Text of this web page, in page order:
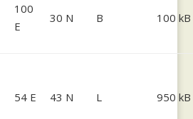
100
E
30 N B 100 kB
54 E 43 N L 950 kB